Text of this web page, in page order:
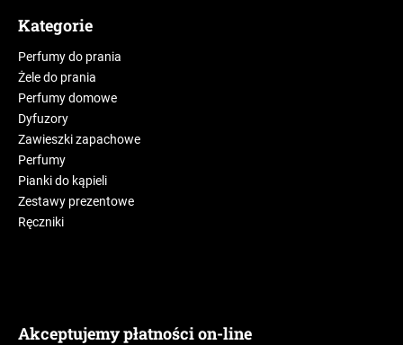
Kategorie
Perfumy do prania
Żele do prania
Perfumy domowe
Dyfuzory
Zawieszki zapachowe
Perfumy
Pianki do kąpieli
Zestawy prezentowe
Ręczniki
Akceptujemy płatności on-line